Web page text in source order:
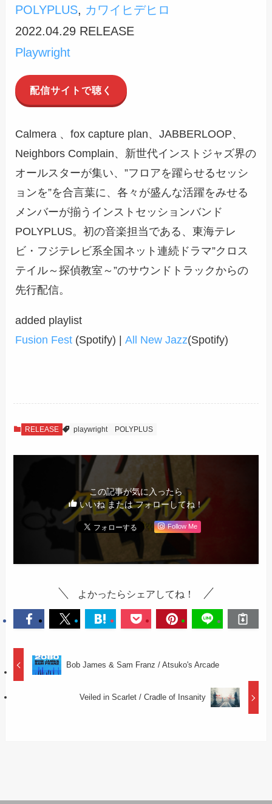
POLYPLUS, カワイヒデヒロ
2022.04.29 RELEASE
Playwright
配信サイトで聴く
Calmera 、fox capture plan、JABBERLOOP、
Neighbors Complain、新世代インストジャズ界の
オールスターが集い、”フロアを躍らせるセッシ
ョンを”を合言葉に、各々が盛んな活躍をみせる
メンバーが揃うインストセッションバンド
POLYPLUS。初の音楽担当である、東海テレ
ビ・フジテレビ系全国ネット連続ドラマ”クロス
テイル～探偵教室～”のサウンドトラックからの
先行配信。
added playlist
Fusion Fest (Spotify) |All New Jazz(Spotify)
RELEASE playwright POLYPLUS
この記事が気に入ったら
いいね または フォローしてね！
Follow Me
よかったらシェアしてね！
Bob James & Sam Franz / Atsuko's Arcade
Veiled in Scarlet / Cradle of Insanity